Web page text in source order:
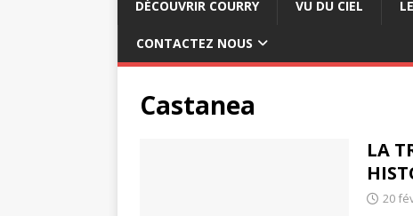
DÉCOUVRIR COURRY VU DU CIEL
CONTACTEZ NOUS
Castanea
LA
20